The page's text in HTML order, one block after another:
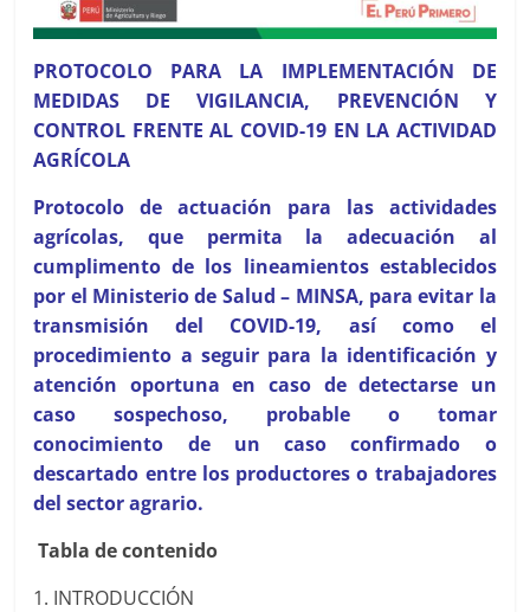
PROTOCOLO PARA LA IMPLEMENTACIÓN DE
MEDIDAS DE VIGILANCIA, PREVENCIÓN Y
CONTROL FRENTE AL COVID-19 EN LA ACTIVIDAD
AGRÍCOLA
Protocolo de actuación para las actividades
agrícolas, que permita la adecuación al
cumplimento de los lineamientos establecidos
por el Ministerio de Salud – MINSA, para evitar la
transmisión del COVID-19, así como el
procedimiento a seguir para la identificación y
atención oportuna en caso de detectarse un
caso sospechoso, probable o tomar
conocimiento de un caso confirmado o
descartado entre los productores o trabajadores
del sector agrario.
Tabla de contenido
1. INTRODUCCIÓN